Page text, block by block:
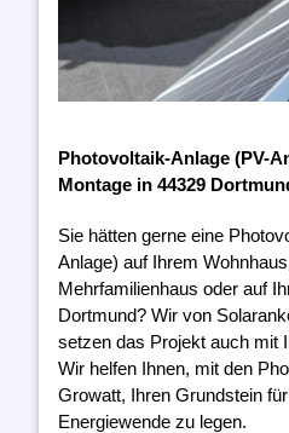
Photovoltaik-Anlage (PV-
Montage in 44329
Sie hätten gerne eine
Anlage) auf Ihrem
Mehrfamilienhaus oder auf
Dortmund? Wir von
setzen das Projekt auch mit
Wir helfen Ihnen, mit den
Growatt, Ihren Grundstein
Energiewende zu legen.